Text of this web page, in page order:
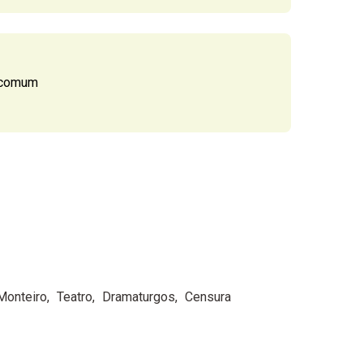
Teatro Dramaturgos Censura